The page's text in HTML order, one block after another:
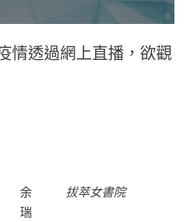
情透過網上直播，欲觀
余
瑞
拔萃女書院